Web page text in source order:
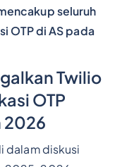
seluruh
OTP di AS pada
Twilio
OTP
2026
dalam diskusi